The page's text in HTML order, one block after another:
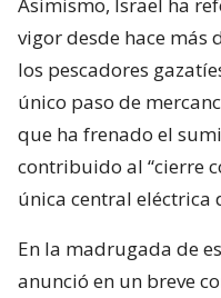
vigor desde hace más
los pescadores
único paso de
que ha frenado el
contribuido al “cierre
única central eléctrica
En la madrugada de
anunció en un breve